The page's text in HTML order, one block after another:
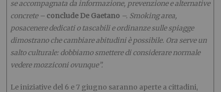
se accompagnata da informazione, prevenzione e alternative
concrete – conclude De Gaetano –. Smoking area,
posacenere dedicati o tascabili e ordinanze sulle spiagge
dimostrano che cambiare abitudini è possibile. Ora serve un
salto culturale: dobbiamo smettere di considerare normale
vedere mozziconi ovunque”.
Le iniziative del 6 e 7 giugno saranno aperte a cittadini,